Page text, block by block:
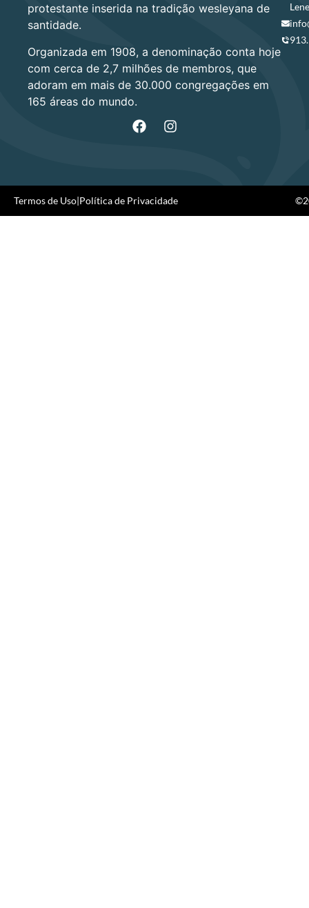
protestante inserida na tradição wesleyana de
santidade.
Organizada em 1908, a denominação conta hoje
com cerca de 2,7 milhões de membros, que
adoram em mais de 30.000 congregações em
165 áreas do mundo.
Termos de Uso|Política de Privacidade